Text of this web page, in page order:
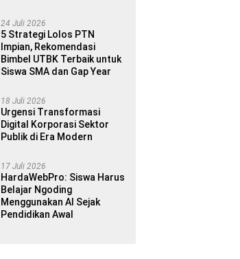
24 Juli 2026
5 Strategi Lolos PTN
Impian, Rekomendasi
Bimbel UTBK Terbaik untuk
Siswa SMA dan Gap Year
18 Juli 2026
Urgensi Transformasi
Digital Korporasi Sektor
Publik di Era Modern
17 Juli 2026
HardaWebPro: Siswa Harus
Belajar Ngoding
Menggunakan AI Sejak
Pendidikan Awal